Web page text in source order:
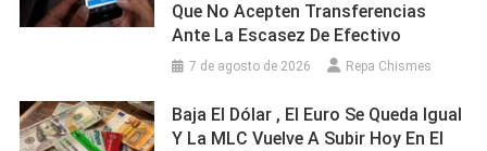
Que No Acepten Transferencias
Ante La Escasez De Efectivo
7 de agosto de 2026 Repa Chismes
Baja El Dólar , El Euro Se Queda Igual
Y La MLC Vuelve A Subir Hoy En El